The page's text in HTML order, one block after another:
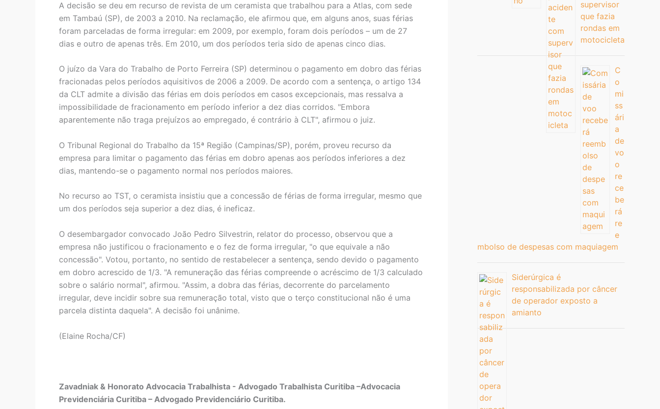
A decisão se deu em recurso de revista de um ceramista que trabalhou para a Atlas, com sede
em Tambaú (SP), de 2003 a 2010. Na reclamação, ele afirmou que, em alguns anos, suas férias
foram parceladas de forma irregular: em 2009, por exemplo, foram dois períodos – um de 27
dias e outro de apenas três. Em 2010, um dos períodos teria sido de apenas cinco dias.
O juízo da Vara do Trabalho de Porto Ferreira (SP) determinou o pagamento em dobro das férias
fracionadas pelos períodos aquisitivos de 2006 a 2009. De acordo com a sentença, o artigo 134
da CLT admite a divisão das férias em dois períodos em casos excepcionais, mas ressalva a
impossibilidade de fracionamento em período inferior a dez dias corridos. "Embora
aparentemente não traga prejuízos ao empregado, é contrário à CLT", afirmou o juiz.
O Tribunal Regional do Trabalho da 15ª Região (Campinas/SP), porém, proveu recurso da
empresa para limitar o pagamento das férias em dobro apenas aos períodos inferiores a dez
dias, mantendo-se o pagamento normal nos períodos maiores.
No recurso ao TST, o ceramista insistiu que a concessão de férias de forma irregular, mesmo que
um dos períodos seja superior a dez dias, é ineficaz.
O desembargador convocado João Pedro Silvestrin, relator do processo, observou que a
empresa não justificou o fracionamento e o fez de forma irregular, "o que equivale a não
concessão". Votou, portanto, no sentido de restabelecer a sentença, sendo devido o pagamento
em dobro acrescido de 1/3. "A remuneração das férias compreende o acréscimo de 1/3 calculado
sobre o salário normal", afirmou. "Assim, a dobra das férias, decorrente do parcelamento
irregular, deve incidir sobre sua remuneração total, visto que o terço constitucional não é uma
parcela distinta daquela". A decisão foi unânime.
(Elaine Rocha/CF)
Zavadniak & Honorato Advocacia Trabalhista - Advogado Trabalhista Curitiba –Advocacia
Previdenciária Curitiba – Advogado Previdenciário Curitiba.
supervisor
que fazia
rondas em
motocicleta
C
o
mi
ss
ári
a
de
vo
o
re
ce
be
rá
re
e
mbolso de despesas com maquiagem
Siderúrgica é
responsabilizada por câncer
de operador exposto a
amianto